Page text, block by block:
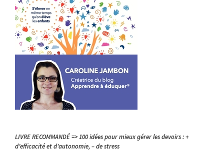
LIVRE RECOMMANDÉ => 100 idées pour mieux gérer les devoirs : +
d’efficacité et d’autonomie, – de stress